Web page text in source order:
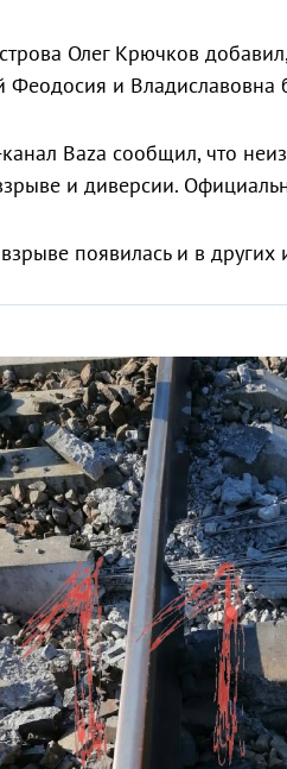
Олег Крючков
и Владиславовна
Baza сообщил, что
и диверсии.
появилась и в других